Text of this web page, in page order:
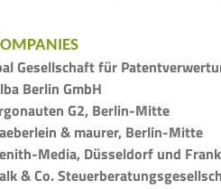
Gesellschaft für
Berlin GmbH
G2, Berlin-Mitte
& maurer, Berlin-Mitte
Media, Düsseldorf und
& Co.